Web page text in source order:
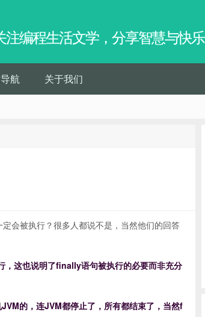
注编程生活文学，分享智慧与快乐
航 关于我们
会被执行？很多人都说不是，当然他们的回答
，这也说明了finally语句被执行的必要而非充分
的，连JVM都停止了，所有都结束了，当然f